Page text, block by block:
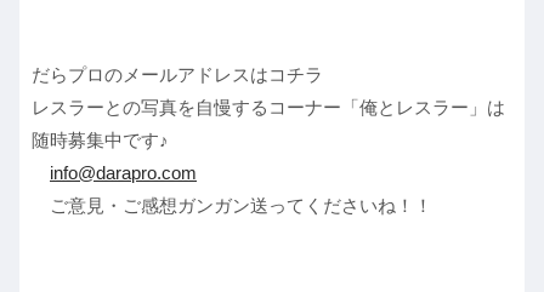
だらプロのメールアドレスはコチラ
レスラーとの写真を自慢するコーナー「俺とレスラー」は
随時募集中です♪
info@darapro.com
ご意見・ご感想ガンガン送ってくださいね！！